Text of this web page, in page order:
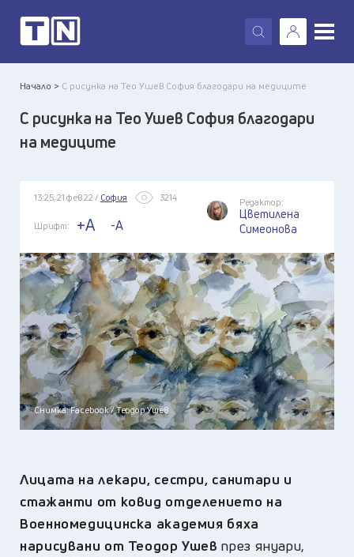
X
Начало > С рисунка на Тео Ушев София благодари на медиците
С рисунка на Тео Ушев София благодари
на медиците
13:25, 21 фев 22 / София 3214
Шрифт: +A -A
Редактор:
Цветилена
Симеонова
Снимка: Facebook / Теодор Ушев
Лицата на лекари, сестри, санитари и
стажанти от ковид отделението на
Военномедицинска академия бяха
нарисувани от Теодор Ушевпрез януари,